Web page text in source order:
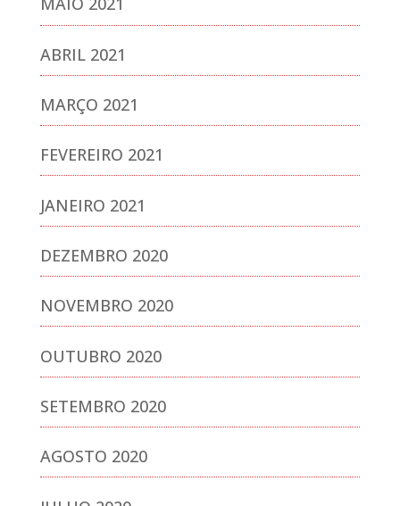
ABRIL 2021
MARÇO 2021
FEVEREIRO 2021
JANEIRO 2021
DEZEMBRO 2020
NOVEMBRO 2020
OUTUBRO 2020
SETEMBRO 2020
AGOSTO 2020